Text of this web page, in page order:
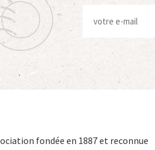
fondée en 1887 et reconnue